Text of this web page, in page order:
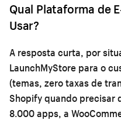
Qual Plataforma de
Usar?
A resposta curta, por
LaunchMyStore para o
(temas, zero taxas de
Shopify quando precisar
8.000 apps, a